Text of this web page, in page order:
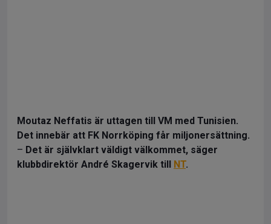
Moutaz Neffatis är uttagen till VM med Tunisien.
Det innebär att FK Norrköping får miljonersättning.
– Det är självklart väldigt välkommet, säger
klubbdirektör André Skagervik till NT.